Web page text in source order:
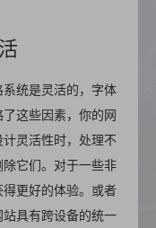
统是灵活的，字体
这些因素，你的网
灵活性时，处理不
它们。对于一些非
更好的体验。或者
具有跨设备的统一